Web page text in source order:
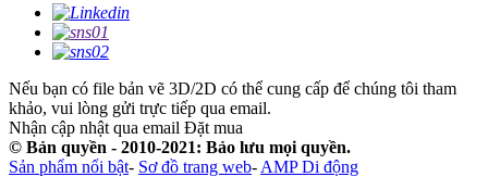
Nếu bạn có file bản vẽ 3D/2D có thể cung cấp để chúng tôi tham
khảo, vui lòng gửi trực tiếp qua email.
Nhận cập nhật qua email Đặt mua
© Bản quyền - 2010-2021: Bảo lưu mọi quyền.
Sản phẩm nổi bật- Sơ đồ trang web- AMP Di động